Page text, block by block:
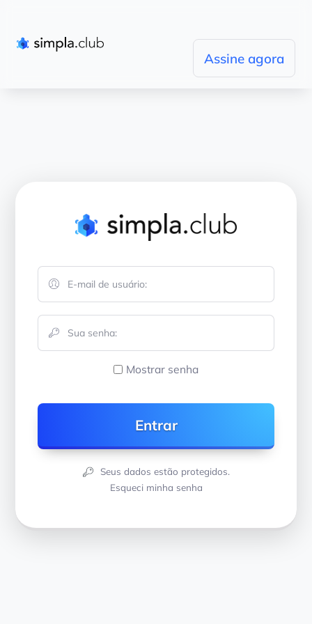
Assine agora
Mostrar senha
Seus dados estão protegidos.
Esqueci minha senha